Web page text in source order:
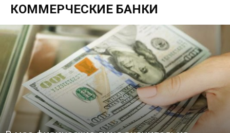
КОММЕРЧЕСКИЕ БАНКИ